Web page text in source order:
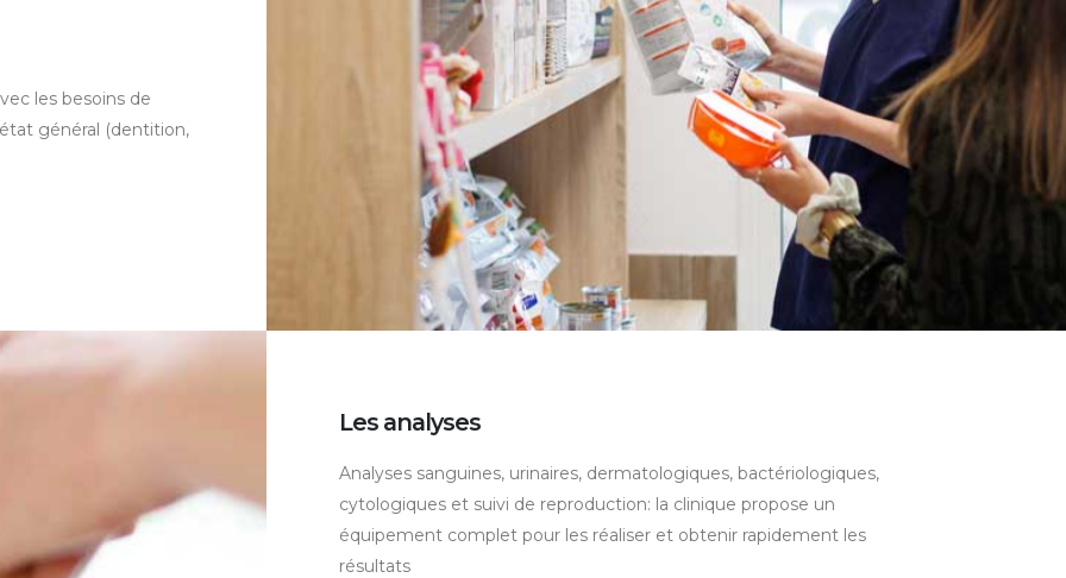
les besoins de
général (dentition,
Les analyses
Analyses sanguines, urinaires, dermatologiques, bactériologiques,
cytologiques et suivi de reproduction: la clinique propose un
équipement complet pour les réaliser et obtenir rapidement les
résultats